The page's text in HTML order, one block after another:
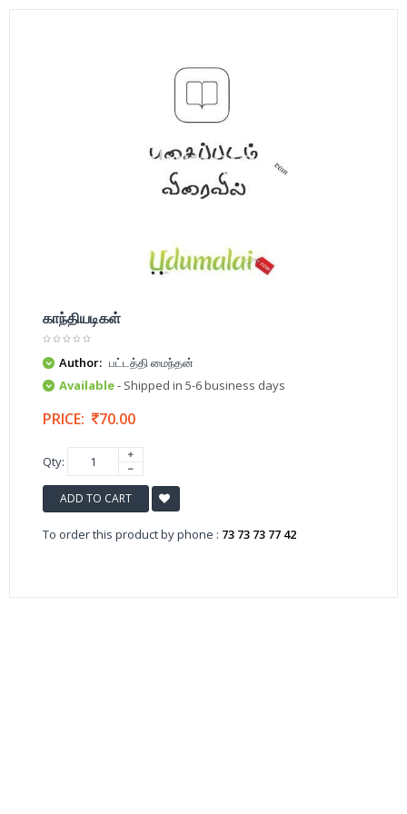
காந்தியடிகள்
Author: பட்டத்தி மைந்தன்
Available- Shipped in 5-6 business days
PRICE: 70.00
Qty:
ADD TO CART
To order this product by phone : 73 73 73 77 42